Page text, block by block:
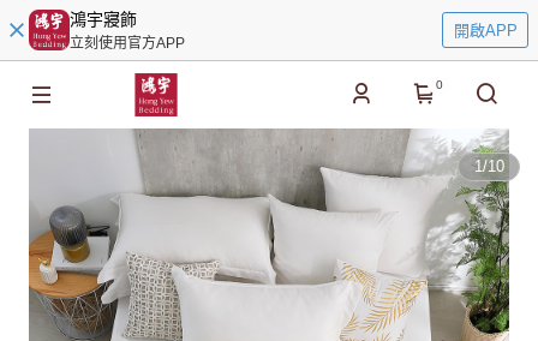
鴻宇寢飾
立刻使用官方APP
開啟APP
0
1/10